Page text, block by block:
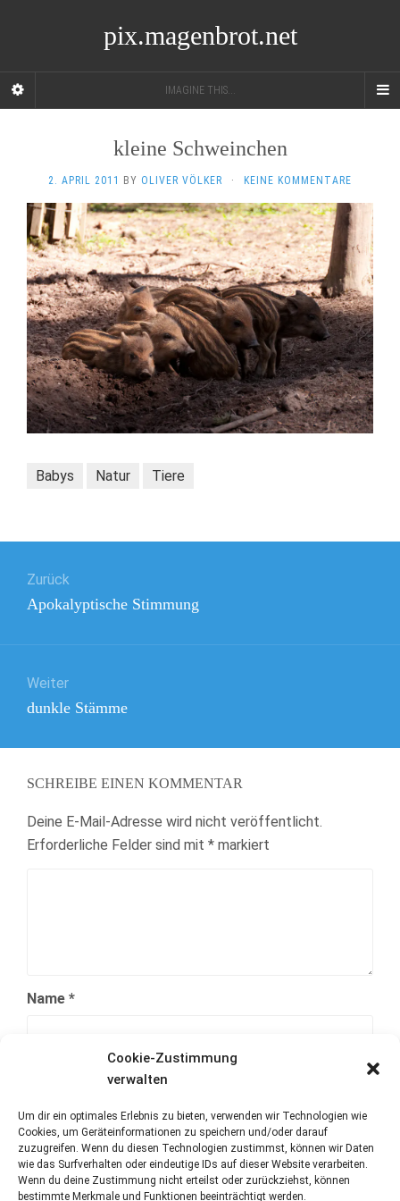
Cookie-Zustimmung
verwalten
Um dir ein optimales Erlebnis zu bieten, verwenden wir Technologien wie
Cookies, um Geräteinformationen zu speichern und/oder darauf
zuzugreifen. Wenn du diesen Technologien zustimmst, können wir Daten
wie das Surfverhalten oder eindeutige IDs auf dieser Website verarbeiten.
Wenn du deine Zustimmung nicht erteilst oder zurückziehst, können
bestimmte Merkmale und Funktionen beeinträchtigt werden.
pix.magenbrot.net
IMAGINE THIS...
kleine Schweinchen
2. APRIL 2011 BY OLIVER VÖLKER · KEINE KOMMENTARE
Babys Natur Tiere
Zurück
Vorheriger
Apokalyptische Stimmung
Weiter
Nächster
dunkle Stämme
SCHREIBE EINEN KOMMENTAR
Deine E-Mail-Adresse wird nicht veröffentlicht.
Erforderliche Felder sind mit * markiert
Name *
E-Mail-Adresse*
Website